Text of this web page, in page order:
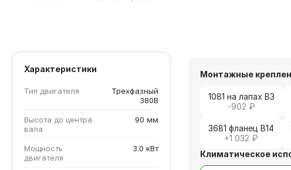
Характеристики
Тип двигателя
Трехфазный
380В
Высота до центра
вала
90 мм
Мощность
двигателя
3.0 кВт
Монтажные
1081 на лапах В3
-902 ₽
3681 фланец В14
+1 032 ₽
Климатическое